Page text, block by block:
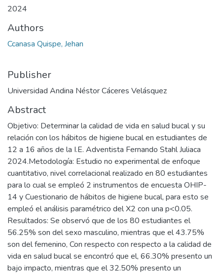
2024
Authors
Ccanasa Quispe, Jehan
Publisher
Universidad Andina Néstor Cáceres Velásquez
Abstract
Objetivo: Determinar la calidad de vida en salud bucal y su
relación con los hábitos de higiene bucal en estudiantes de
12 a 16 años de la I.E. Adventista Fernando Stahl Juliaca
2024.Metodología: Estudio no experimental de enfoque
cuantitativo, nivel correlacional realizado en 80 estudiantes
para lo cual se empleó 2 instrumentos de encuesta OHIP-
14 y Cuestionario de hábitos de higiene bucal, para esto se
empleó el análisis paramétrico del X2 con una p<0.05.
Resultados: Se observó que de los 80 estudiantes el
56.25% son del sexo masculino, mientras que el 43.75%
son del femenino, Con respecto con respecto a la calidad de
vida en salud bucal se encontró que el, 66.30% presento un
bajo impacto, mientras que el 32.50% presento un